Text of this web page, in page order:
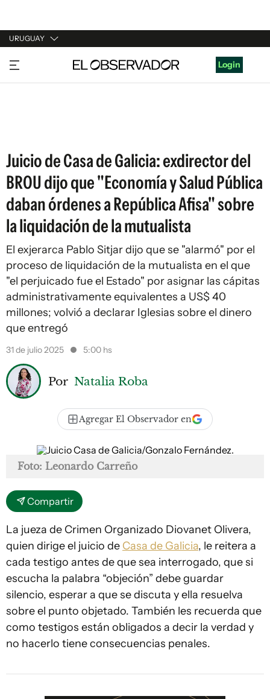
URUGUAY
URUGUAY
ARGENTINA
Login
Juicio de Casa de Galicia: exdirector del
BROU dijo que "Economía y Salud Pública
daban órdenes a República Afisa" sobre
la liquidación de la mutualista
El exjerarca Pablo Sitjar dijo que se "alarmó" por el
proceso de liquidación de la mutualista en el que
"el perjuicado fue el Estado" por asignar las cápitas
administrativamente equivalentes a US$ 40
millones; volvió a declarar Iglesias sobre el dinero
que entregó
31 de julio 2025 5:00 hs
Por Natalia Roba
Agregar El Observador en
Foto: Leonardo Carreño
Compartir
La jueza de Crimen Organizado Diovanet Olivera,
quien dirige el juicio de Casa de Galicia, le reitera a
cada testigo antes de que sea interrogado, que si
escucha la palabra “objeción” debe guardar
silencio, esperar a que se discuta y ella resuelva
sobre el punto objetado. También les recuerda que
como testigos están obligados a decir la verdad y
no hacerlo tiene consecuencias penales.